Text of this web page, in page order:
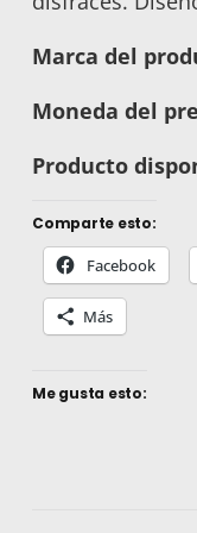
Guía
paso a
exitosa.
Link de
Marca del
Moneda del
Producto
Comparte esto:
Facebook
Más
Me gusta esto: